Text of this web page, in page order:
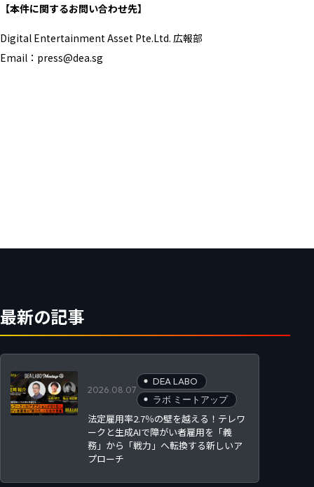
【本件に関するお問い合わせ先】
Digital Entertainment Asset Pte.Ltd. 広報部
Email：press@dea.sg
最新の記事
2026.08.07
DEA LABO
ラボ ミートアップ
法定雇用率2.7％の壁を越える！テレワ
ークと生成AIで障がい者雇用を「義
務」から「戦力」へ転換する新しいア
プローチ